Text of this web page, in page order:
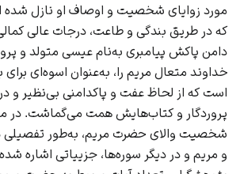
مورد زوایای شخصیت و اوصاف او نازل شده
که در طریق بندگی و طاعت، درجات عالی
دامن پاکش پیامبری به‌نام عیسی متولد و
خداوند متعال مریم را، به‌عنوان اسوه‌ای
است که از لحاظ عفت و پاکدامنی بی‌نظیر و
پروردگار و کتاب‌هایش همت می‌گماشت. در
شخصیت والای حضرت مریم، به‌طور تفصیلی
و مریم و در دیگر سوره‌ها، جزییاتی اشاره